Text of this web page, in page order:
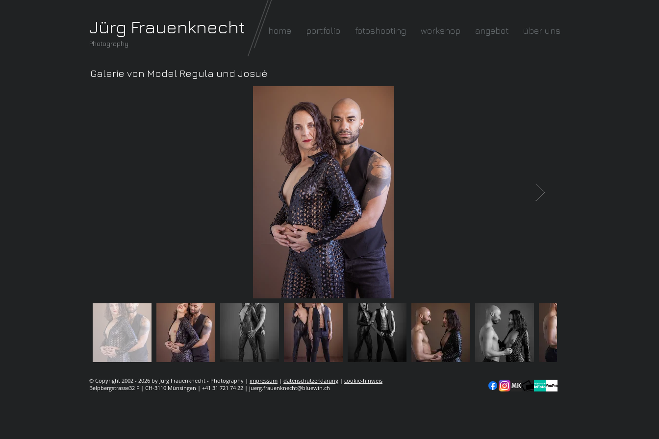
Jürg Frauenknecht
Photography
home portfolio fotoshooting workshop angebot über uns
Galerie von Model Regula und Josué
© Copyright 2002 - 2026 by Jürg Frauenknecht - Photography | impressum | datenschutzerklärung | cookie-hinweis
Belpbergstrasse32 F | CH-3110 Münsingen | +41 31 721 74 22 | juerg.frauenknecht@bluewin.ch